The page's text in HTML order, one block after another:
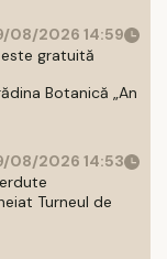
08/2026 14:59
gratuită
Botanică „An
08/2026 14:53
Turneul de